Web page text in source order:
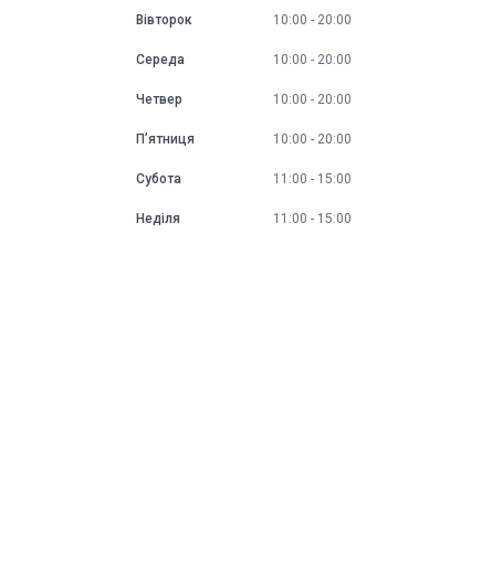
Вівторок 10:00 20:00
Середа 10:00 20:00
Четвер 10:00 20:00
Пʼятниця 10:00 20:00
Субота 11:00 15:00
Неділя 11:00 15:00